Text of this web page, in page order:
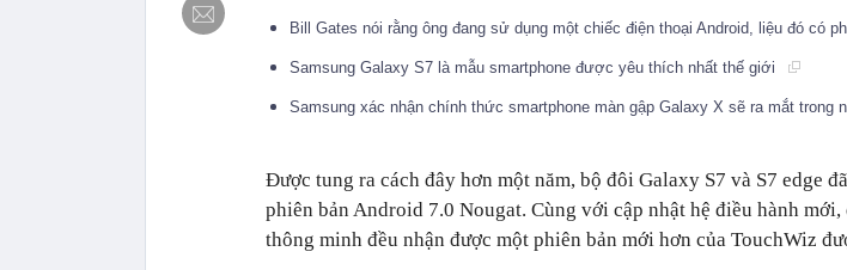
Bill Gates nói rằng ông đang sử dụng một chiếc điện thoại Android, liệu đó có
Samsung Galaxy S7 là mẫu smartphone được yêu thích nhất thế giới
Samsung xác nhận chính thức smartphone màn gập Galaxy X sẽ ra mắt trong
Được tung ra cách đây hơn một năm, bộ đôi Galaxy S7 và S7 edge
phiên bản Android 7.0 Nougat. Cùng với cập nhật hệ điều hành
thông minh đều nhận được một phiên bản mới hơn của TouchWiz